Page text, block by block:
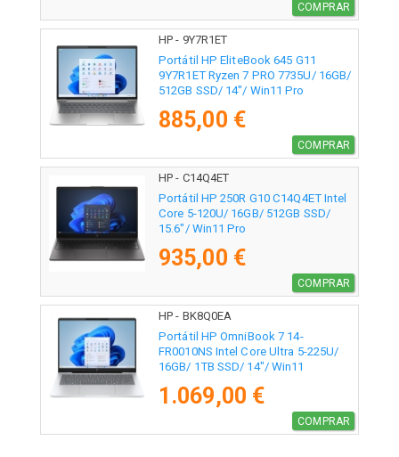
COMPRAR
HP - 9Y7R1ET
Portátil HP EliteBook 645 G11
9Y7R1ET Ryzen 7 PRO 7735U/ 16GB/
512GB SSD/ 14"/ Win11 Pro
885,00 €
COMPRAR
HP - C14Q4ET
Portátil HP 250R G10 C14Q4ET Intel
Core 5-120U/ 16GB/ 512GB SSD/
15.6"/ Win11 Pro
935,00 €
COMPRAR
HP - BK8Q0EA
Portátil HP OmniBook 7 14-
FR0010NS Intel Core Ultra 5-225U/
16GB/ 1TB SSD/ 14"/ Win11
1.069,00 €
COMPRAR